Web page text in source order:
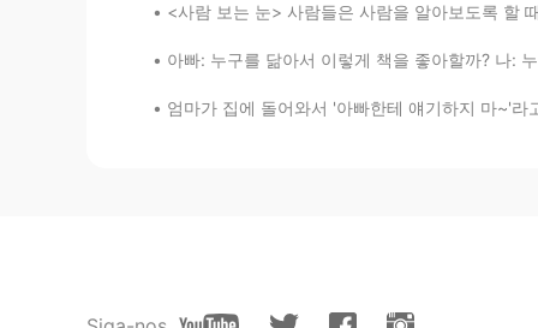
<사람 보는 눈> 사람들은 사람을 알아보도록 할 때 주로 숫자 얘기를
아빠: 누구를 닮아서 이렇게 책을 좋아할까? 나: 누굴 닮기는. (정답은
엄마가 집에 돌어와서 '아빠한테 얘기하지 마~'라고 하시면서 저와 언니에게